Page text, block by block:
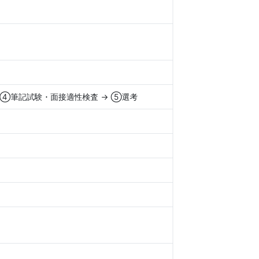
記試験・面接適性検査 → ⑤選考